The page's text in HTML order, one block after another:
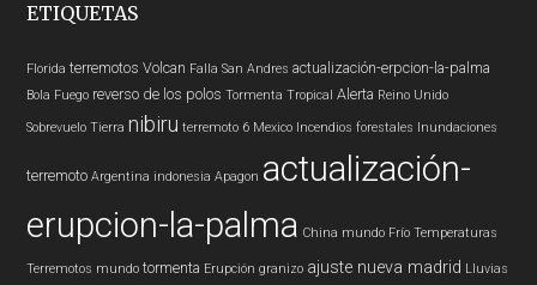
ETIQUETAS
Florida terremotos Volcan Falla San Andres actualización-erpcion-la-palma
Bola Fuego reverso de los polos Tormenta Tropical Alerta Reino Unido
Sobrevuelo Tierra nibiru terremoto 6 Mexico Incendios forestales Inundaciones
terremoto Argentina indonesia Apagon actualización-
erupcion-la-palma China mundo Frío Temperaturas
Terremotos mundo tormenta Erupción granizo ajuste nueva madrid Lluvias